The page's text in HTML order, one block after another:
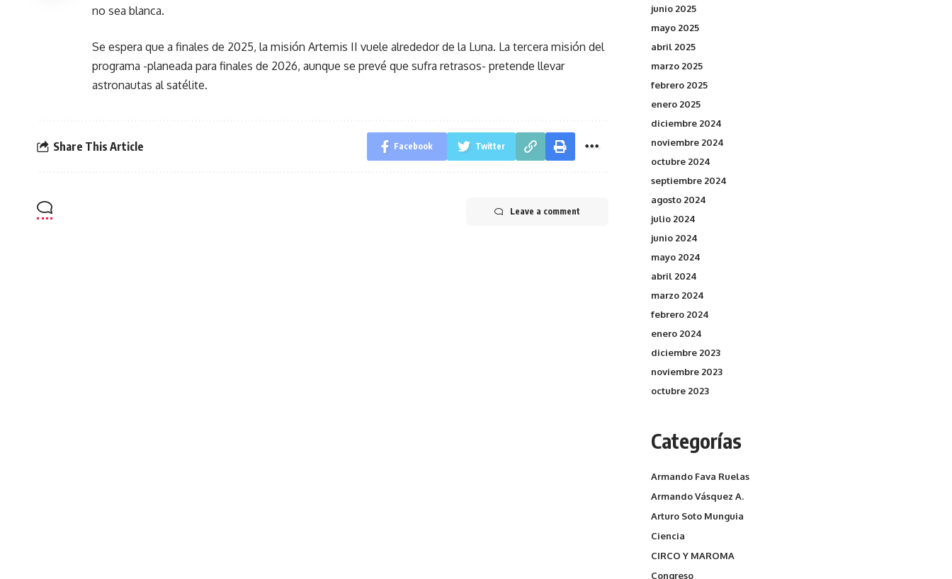
no sea blanca.
Se espera que a finales de 2025, la misión Artemis II vuele alrededor de la Luna. La tercera misión del
programa -planeada para finales de 2026, aunque se prevé que sufra retrasos- pretende llevar
astronautas al satélite.
Share This Article Facebook Twitter
Leave a comment
junio 2025
mayo 2025
abril 2025
marzo 2025
febrero 2025
enero 2025
diciembre 2024
noviembre 2024
octubre 2024
septiembre 2024
agosto 2024
julio 2024
junio 2024
mayo 2024
abril 2024
marzo 2024
febrero 2024
enero 2024
diciembre 2023
noviembre 2023
octubre 2023
Categorías
Armando Fava Ruelas
Armando Vásquez A.
Arturo Soto Munguia
Ciencia
CIRCO Y MAROMA
Congreso